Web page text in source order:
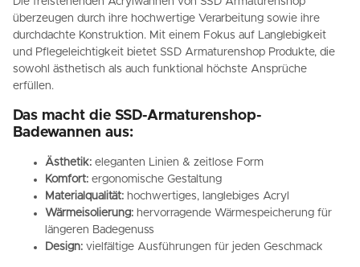
überzeugen durch ihre hochwertige Verarbeitung sowie ihre
durchdachte Konstruktion. Mit einem Fokus auf Langlebigkeit
und Pflegeleichtigkeit bietet SSD Armaturenshop Produkte, die
sowohl ästhetisch als auch funktional höchste Ansprüche
erfüllen.
Das macht die SSD-Armaturenshop-
Badewannen aus:
Ästhetik: eleganten Linien & zeitlose Form
Komfort: ergonomische Gestaltung
Materialqualität: hochwertiges, langlebiges Acryl
Wärmeisolierung: hervorragende Wärmespeicherung für
längeren Badegenuss
Design: vielfältige Ausführungen für jeden Geschmack